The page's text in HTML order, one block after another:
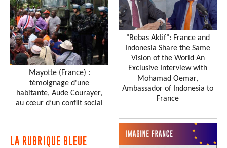
Mayotte (France) :
témoignage d'une
habitante, Aude Courayer,
au cœur d’un conflit social
LA RUBRIQUE BLEUE
"Bebas Aktif": France and
Indonesia Share the Same
Vision of the World An
Exclusive Interview with
Mohamad Oemar,
Ambassador of Indonesia to
France